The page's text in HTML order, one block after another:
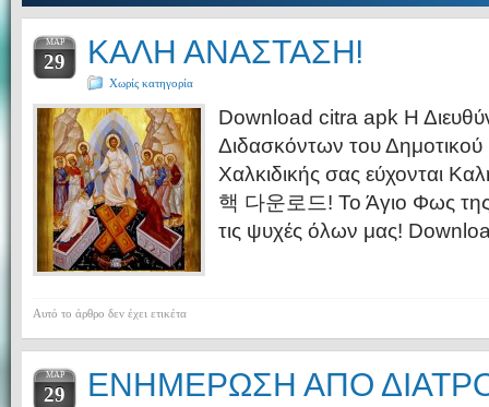
ΜΑΡ
29 ΚΑΛΗ ΑΝΑΣΤΑΣΗ!
Χωρίς κατηγορία
Download citra apk Η
Διδασκόντων του Δημοτικού
Χαλκιδικής σας εύχονται
핵 다운로드! Το Άγιο Φως
τις ψυχές όλων μας!
Αυτό το άρθρο δεν έχει ετικέτα
ΜΑΡ
29 ΕΝΗΜΕΡΩΣΗ ΑΠΟ